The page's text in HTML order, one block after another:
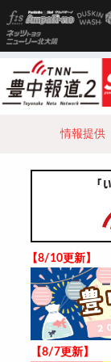
情報提供
【8/10更新】
【8/7更新】